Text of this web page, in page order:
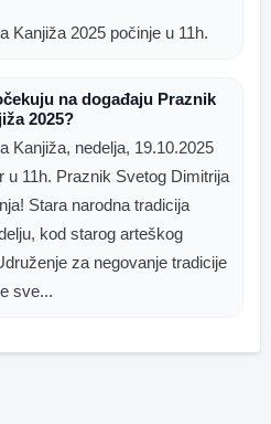
Kanjiža 2025 počinje u 11h.
na događaju Praznik
2025?
Kanjiža, nedelja, 19.10.2025
u 11h. Praznik Svetog Dimitrija
Stara narodna tradicija
kod starog arteškog
za negovanje tradicije
sve...